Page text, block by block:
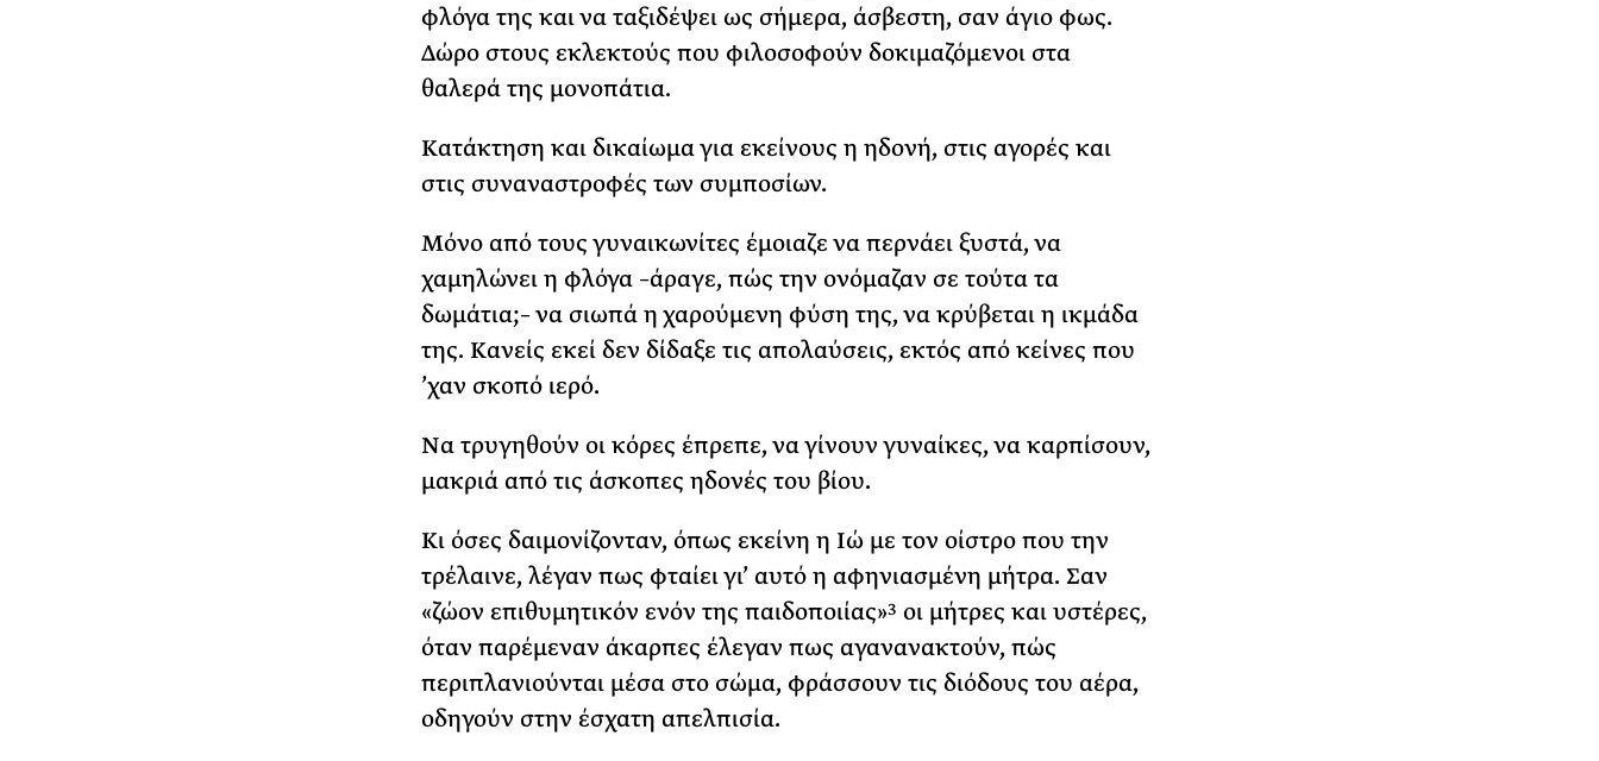
φλόγα της και να ταξιδέψει ως σήμερα, άσβεστη, σαν άγιο φως.
Δώρο στους εκλεκτούς που φιλοσοφούν δοκιμαζόμενοι στα
θαλερά της μονοπάτια.
Κατάκτηση και δικαίωμα για εκείνους η ηδονή, στις αγορές και
στις συναναστροφές των συμποσίων.
Μόνο από τους γυναικωνίτες έμοιαζε να περνάει ξυστά, να
χαμηλώνει η φλόγα –άραγε, πώς την ονόμαζαν σε τούτα τα
δωμάτια;– να σιωπά η χαρούμενη φύση της, να κρύβεται η ικμάδα
της. Κανείς εκεί δεν δίδαξε τις απολαύσεις, εκτός από κείνες που
’χαν σκοπό ιερό.
Να τρυγηθούν οι κόρες έπρεπε, να γίνουν γυναίκες, να καρπίσουν,
μακριά από τις άσκοπες ηδονές του βίου.
Κι όσες δαιμονίζονταν, όπως εκείνη η Ιώ με τον οίστρο που την
τρέλαινε, λέγαν πως φταίει γι’ αυτό η αφηνιασμένη μήτρα. Σαν
«ζώον επιθυμητικόν ενόν της παιδοποιίας»3 οι μήτρες και υστέρες,
όταν παρέμεναν άκαρπες έλεγαν πως αγανανακτούν, πώς
περιπλανιούνται μέσα στο σώμα, φράσσουν τις διόδους του αέρα,
οδηγούν στην έσχατη απελπισία.